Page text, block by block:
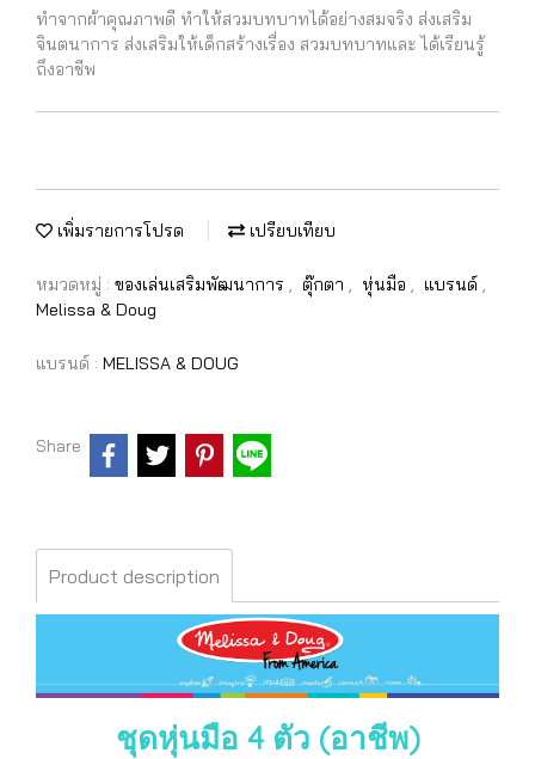
ทำจากผ้าคุณภาพดี ทำให้สวมบทบาทได้อย่างสมจริง ส่งเสริม
จินตนาการ ส่งเสริมให้เด็กสร้างเรื่อง สวมบทบาทและ ได้เรียนรู้
ถึงอาชีพ
เพิ่มรายการโปรด เปรียบเทียบ
หมวดหมู่ : ของเล่นเสริมพัฒนาการ , ตุ๊กตา , หุ่นมือ , แบรนด์ ,
Melissa & Doug
แบรนด์ : MELISSA & DOUG
Share
Product description
ชุดหุ่นมือ 4 ตัว (อาชีพ)